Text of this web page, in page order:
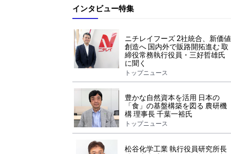
インタビュー特集
ニチレイフーズ 2社統合、新価値
創造へ 国内外で販路開拓進む 取
締役常務執行役員・三好哲雄氏
に聞く
トップニュース
豊かな自然資本を活用 日本の
「食」の基盤構築を図る 農研機
構 理事長 千葉一裕氏
トップニュース
松谷化学工業 執行役員研究所長